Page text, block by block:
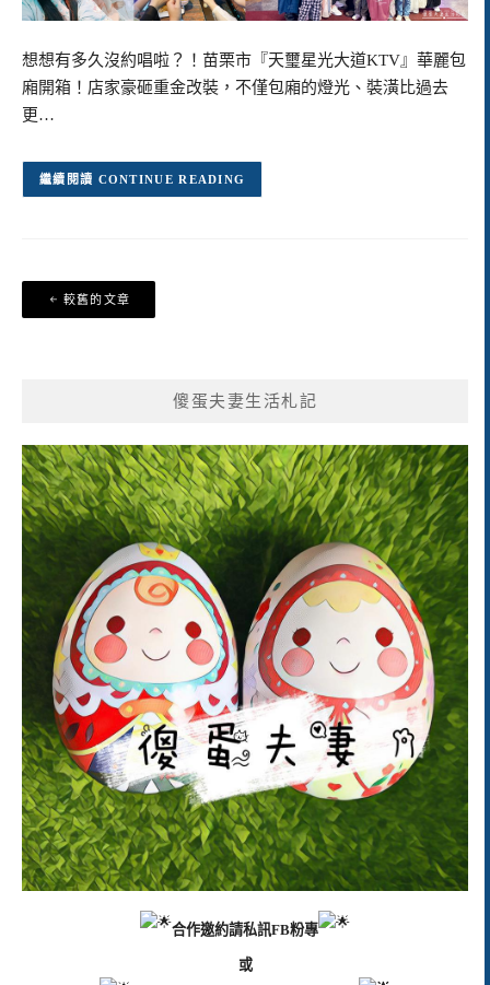
想想有多久沒約唱啦？！苗栗市『天璽星光大道KTV』華麗包
廂開箱！店家豪砸重金改裝，不僅包廂的燈光、裝潢比過去
更…
CONTINUE READING
文
章
較舊的文章
傻蛋夫妻生活札記
合作邀約請私訊FB粉專
或